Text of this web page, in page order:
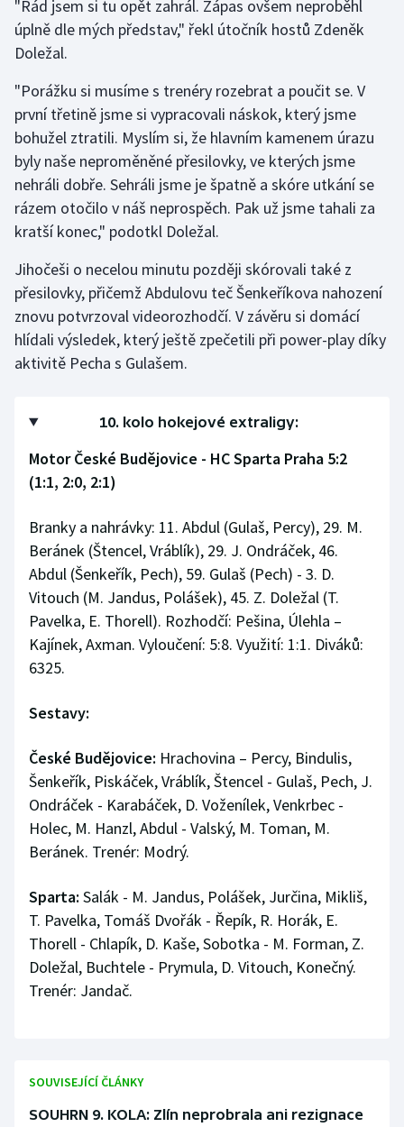
"Rád jsem si tu opět zahrál. Zápas ovšem neproběhl
úplně dle mých představ," řekl útočník hostů Zdeněk
Doležal.
"Porážku si musíme s trenéry rozebrat a poučit se. V
první třetině jsme si vypracovali náskok, který jsme
bohužel ztratili. Myslím si, že hlavním kamenem úrazu
byly naše neproměněné přesilovky, ve kterých jsme
nehráli dobře. Sehráli jsme je špatně a skóre utkání se
rázem otočilo v náš neprospěch. Pak už jsme tahali za
kratší konec," podotkl Doležal.
Jihočeši o necelou minutu později skórovali také z
přesilovky, přičemž Abdulovu teč Šenkeříkova nahození
znovu potvrzoval videorozhodčí. V závěru si domácí
hlídali výsledek, který ještě zpečetili při power-play díky
aktivitě Pecha s Gulašem.
10. kolo hokejové extraligy:
Motor České Budějovice - HC Sparta Praha 5:2
(1:1, 2:0, 2:1)
Branky a nahrávky: 11. Abdul (Gulaš, Percy), 29. M.
Beránek (Štencel, Vráblík), 29. J. Ondráček, 46.
Abdul (Šenkeřík, Pech), 59. Gulaš (Pech) - 3. D.
Vitouch (M. Jandus, Polášek), 45. Z. Doležal (T.
Pavelka, E. Thorell). Rozhodčí: Pešina, Úlehla –
Kajínek, Axman. Vyloučení: 5:8. Využití: 1:1. Diváků:
6325.
Sestavy:
České Budějovice: Hrachovina – Percy, Bindulis,
Šenkeřík, Piskáček, Vráblík, Štencel - Gulaš, Pech, J.
Ondráček - Karabáček, D. Voženílek, Venkrbec -
Holec, M. Hanzl, Abdul - Valský, M. Toman, M.
Beránek. Trenér: Modrý.
Sparta: Salák - M. Jandus, Polášek, Jurčina, Mikliš,
T. Pavelka, Tomáš Dvořák - Řepík, R. Horák, E.
Thorell - Chlapík, D. Kaše, Sobotka - M. Forman, Z.
Doležal, Buchtele - Prymula, D. Vitouch, Konečný.
Trenér: Jandač.
SOUVISEJÍCÍ ČLÁNKY
SOUHRN 9. KOLA: Zlín neprobrala ani rezignace